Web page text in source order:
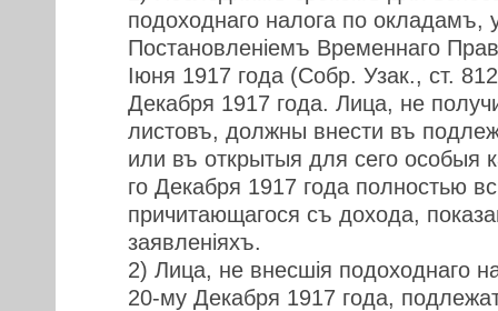
подоходнаго налога по окладамъ,
Постановленiемъ Временнаго
Iюня 1917 года (Собр. Узак., ст.
Декабря 1917 года. Лица, не
листовъ, должны внести въ
или въ открытыя для сего особыя
го Декабря 1917 года полностью
причитающагося съ дохода,
заявленiяхъ.
2) Лица, не внесшiя подоходнаго
20-му Декабря 1917 года,